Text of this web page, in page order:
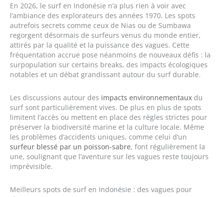
En 2026, le surf en Indonésie n’a plus rien à voir avec
l’ambiance des explorateurs des années 1970. Les spots
autrefois secrets comme ceux de Nias ou de Sumbawa
regorgent désormais de surfeurs venus du monde entier,
attirés par la qualité et la puissance des vagues. Cette
fréquentation accrue pose néanmoins de nouveaux défis : la
surpopulation sur certains breaks, des impacts écologiques
notables et un débat grandissant autour du surf durable.
Les discussions autour des impacts environnementaux du
surf sont particulièrement vives. De plus en plus de spots
limitent l’accès ou mettent en place des règles strictes pour
préserver la biodiversité marine et la culture locale. Même
les problèmes d’accidents uniques, comme celui d’un
surfeur blessé par un poisson-sabre, font régulièrement la
une, soulignant que l’aventure sur les vagues reste toujours
imprévisible.
Meilleurs spots de surf en Indonésie : des vagues pour